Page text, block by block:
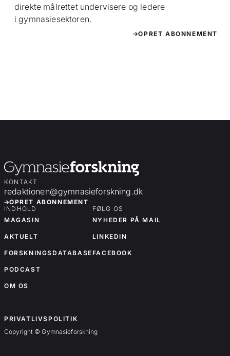
direkte målrettet undervisere og ledere
i gymnasiesektoren.
OPRET ABONNEMENT
KONTAKT
redaktionen@gymnasieforskning.dk
OPRET ABONNEMENT
INDHOLD
MAGASIN
AKTUELT
FORSKNINGSDATABASE
PODCAST
OM OS
FØLG OS
NYHEDER PÅ MAIL
LINKEDIN
FACEBOOK
PRIVATLIVSPOLITIK
Forskningsartikler
Copyright © Gymnasieforskning